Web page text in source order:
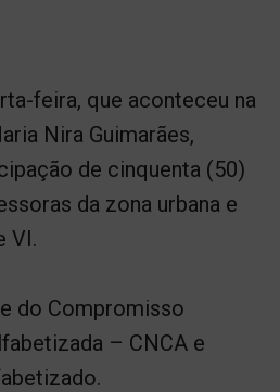
feira, que aconteceu na
Nira Guimarães,
de cinquenta (50)
da zona urbana e
VI.
do Compromisso
– CNCA e